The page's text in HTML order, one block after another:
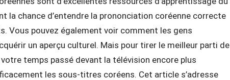
la chance d’entendre la prononciation coréenne correcte
Vous pouvez également voir comment les gens
un aperçu culturel. Mais pour tirer le meilleur parti de
temps passé devant la télévision encore plus
les sous-titres coréens. Cet article s’adresse